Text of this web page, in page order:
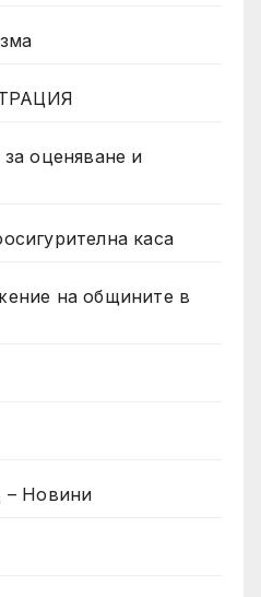
оценяване и
каса
на общините в
– Новини